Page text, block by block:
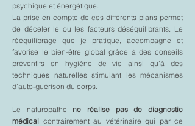
psychique et énergétique.
La prise en compte de ces différents plans permet
de déceler le ou les facteurs déséquilibrants. Le
rééquilibrage que je pratique, accompagne et
favorise le bien-être global grâce à des conseils
préventifs en hygiène de vie ainsi qu’à des
techniques naturelles stimulant les mécanismes
d’auto-guérison du corps.
Le naturopathe ne réalise pas de diagnostic
médical contrairement au vétérinaire qui par ce